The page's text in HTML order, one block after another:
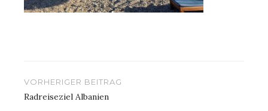
Beitragsnavigation
VORHERIGER BEITRAG
Radreiseziel Albanien